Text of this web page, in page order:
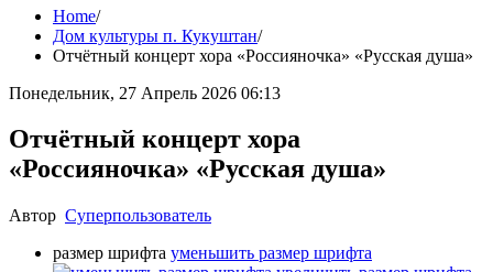
Home/
Дом культуры п. Кукуштан/
Отчётный концерт хора «Россияночка» «Русская душа»
Понедельник, 27 Апрель 2026 06:13
Отчётный концерт хора
«Россияночка» «Русская душа»
Автор Суперпользователь
размер шрифта уменьшить размер шрифта